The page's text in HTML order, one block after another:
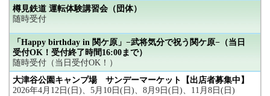
樽見鉄道 運転体験講習会（団体）
随時受付
「Happy birthday in 関ケ原」−武将気分で祝う関ケ原−（当日
受付OK！受付終了時間16:00まで）
随時受付（当日受付OK！）
大津谷公園キャンプ場 サンデーマーケット【出店者募集中】
2026年4月12日(日)、5月10日(日)、8月9日(日)、11月8日(日)